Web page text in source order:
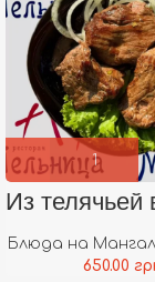
Из телячьей
Блюда на
650.00